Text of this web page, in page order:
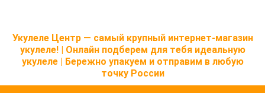
Укулеле Центр — самый крупный интернет-магазин
укулеле! | Онлайн подберем для тебя идеальную
укулеле | Бережно упакуем и отправим в любую
точку России